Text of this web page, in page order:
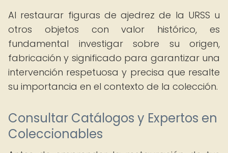
Al restaurar figuras de ajedrez de la URSS u
otros objetos con valor histórico, es
fundamental investigar sobre su origen,
fabricación y significado para garantizar una
intervención respetuosa y precisa que resalte
su importancia en el contexto de la colección.
Consultar Catálogos y Expertos en
Coleccionables